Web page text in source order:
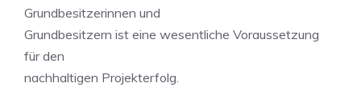
Grundbesitzerinnen und
Grundbesitzern ist eine wesentliche Voraussetzung
für den
nachhaltigen Projekterfolg.